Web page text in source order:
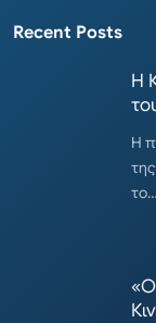
Recent Posts
Η
Η
το…